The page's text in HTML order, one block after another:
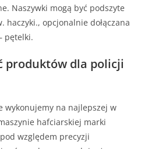
Naszywki mogą być podszyte
haczyki., opcjonalnie dołączana
pętelki.
produktów dla policji
wykonujemy na najlepszej w
hafciarskiej marki
względem precyzji